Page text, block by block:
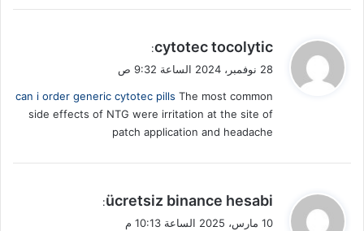
ي
ق
ل
cytotec tocolytic
:
28 نوفمبر، 2024 الساعة 9:32 ص
can i order generic cytotec pills The most common
side effects of NTG were irritation at the site of
patch application and headache
ي
ق
ücretsiz binance hesabi
:
10 مارس، 2025 الساعة 10:13 م